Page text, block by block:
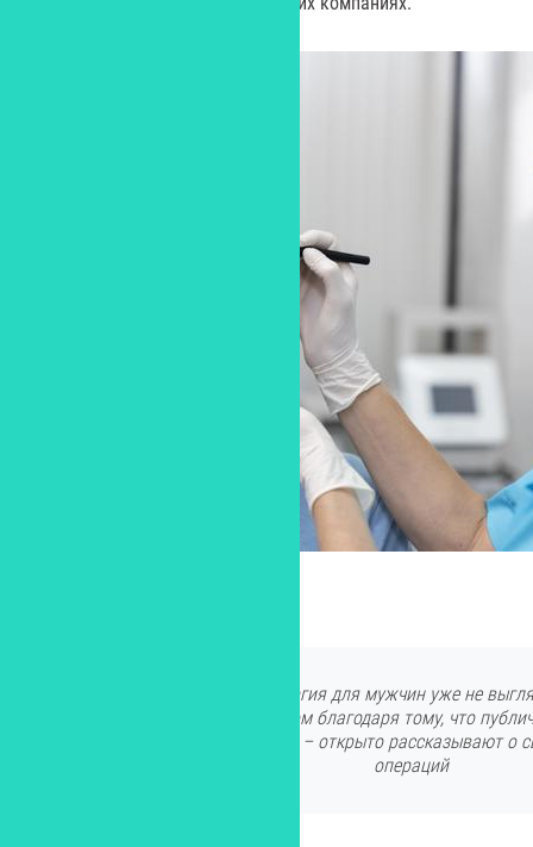
Сегодня пластическая хирургия для мужчин уже не
скандальным во многом благодаря тому, что
музыканты, инфлюэнсеры – открыто рассказывают о
операций